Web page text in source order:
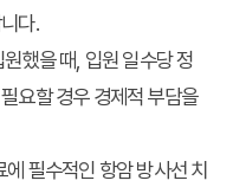
다.
했을 때, 입원 일수당 정
요할 경우 경제적 부담을
에 필수적인 항암 방사선 치